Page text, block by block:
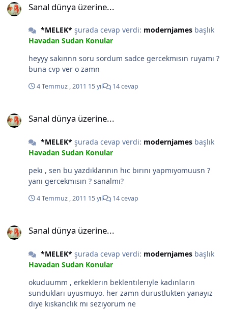
Sanal dünya üzerine...
*MELEK*şurada cevap verdi: modernjamesbaşlık
Havadan Sudan Konular
heyyy sakınnn soru sordum sadce gercekmısın ruyamı ?
buna cvp ver o zamn
4 Temmuz , 2011 15 yıl 14 cevap
Sanal dünya üzerine...
*MELEK*şurada cevap verdi: modernjamesbaşlık
Havadan Sudan Konular
pekı , sen bu yazdıklarının hıc bırını yapmıyomuusn ?
yanı gercekmısın ? sanalmı?
4 Temmuz , 2011 15 yıl 14 cevap
Sanal dünya üzerine...
*MELEK*şurada cevap verdi: modernjamesbaşlık
Havadan Sudan Konular
okuduumm , erkeklerın beklentılerıyle kadınların
sundukları uyusmuyo. her zamn durustlukten yanayız
dıye kıskanclık mı sezıyorum ne